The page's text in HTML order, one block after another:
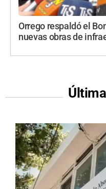
Orrego respaldó el
nuevas obras de